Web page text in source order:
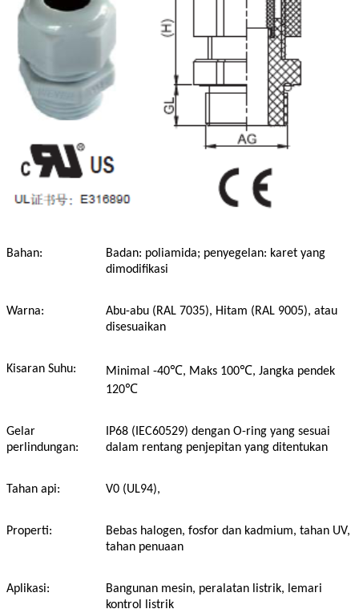
Bahan:
Badan: poliamida; penyegelan: karet yang
dimodifikasi
Warna:
Abu-abu (RAL 7035), Hitam (RAL 9005), atau
disesuaikan
Kisaran Suhu: Minimal -40℃, Maks 100℃, Jangka pendek
120℃
Gelar
perlindungan:
IP68 (IEC60529) dengan O-ring yang sesuai
dalam rentang penjepitan yang ditentukan
Tahan api: V0 (UL94),
Properti:
Bebas halogen, fosfor dan kadmium, tahan UV,
tahan penuaan
Aplikasi:
Bangunan mesin, peralatan listrik, lemari
kontrol listrik